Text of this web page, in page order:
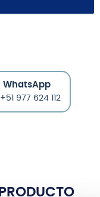
WhatsApp
+51 977 624 112